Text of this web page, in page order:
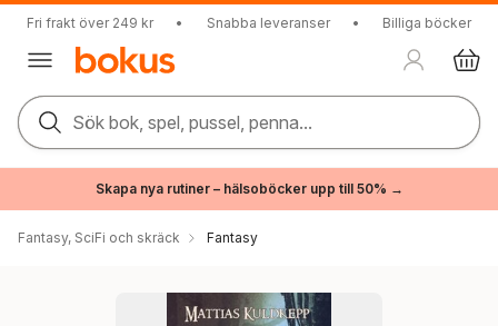
Fri frakt över 249 kr • Snabba leveranser • Billiga böcker
Sök bok, spel, pussel, penna...
Skapa nya rutiner – hälsoböcker upp till 50% →
Fantasy, SciFi och skräck Fantasy